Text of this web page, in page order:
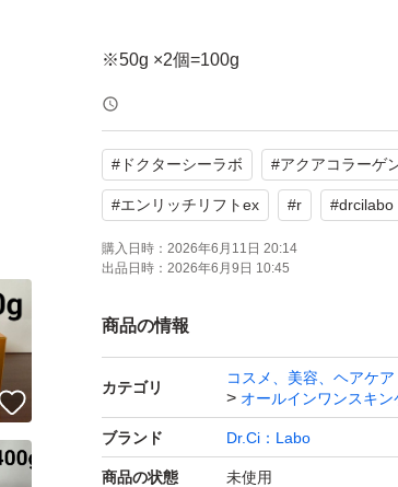
# ドクターシーラボ #アクアコラーゲ
#エンリッチリフトex #r #drcilabo
購入日時： 2026年6月11日 20:14
出品日時： 2026年6月9日 10:45
商品の情報
カテゴリ
コスメ、美容、ヘアケア
オールインワンスキン
ブランド Dr.Ci：Labo
商品の状態 未使用